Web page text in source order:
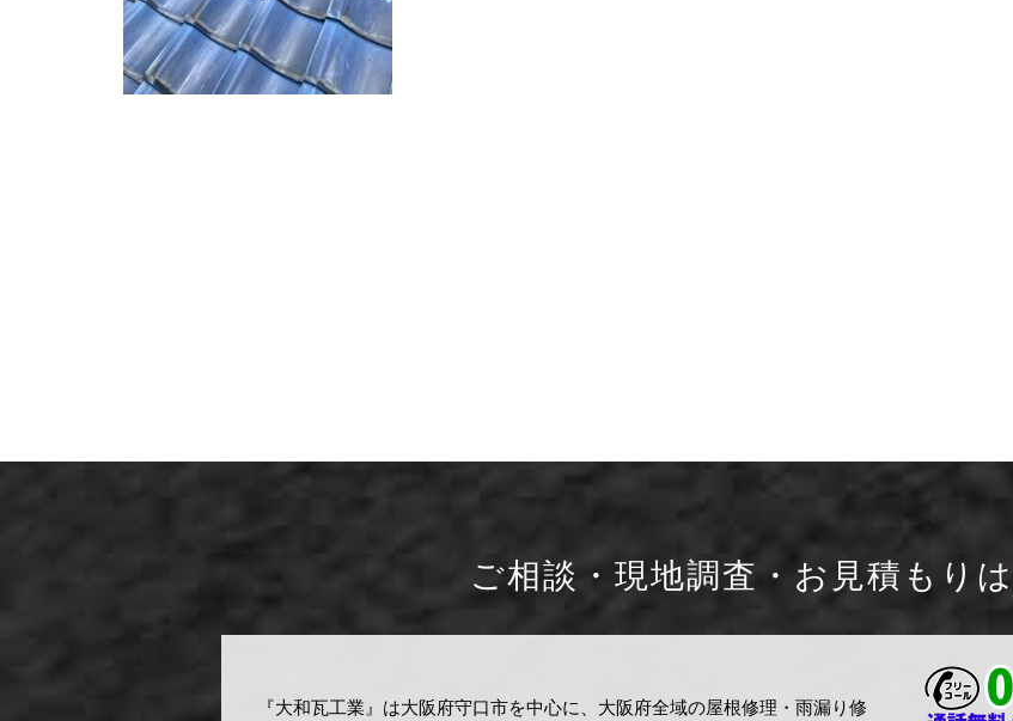
ご相談・現地調査・お見積もりは
『大和瓦工業』は大阪府守口市を中心に、大阪府全域の屋根修理・雨漏り修